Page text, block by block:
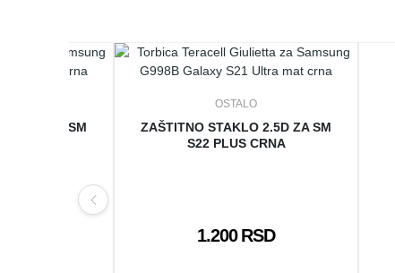
2.5D ZA SM
OSTALO
ZAŠTITNO STAKLO 2.5D ZA SM
S22 PLUS CRNA
1.200 RSD